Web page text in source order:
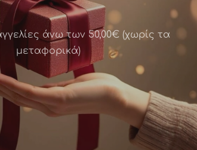
άνω των 50,00€ (χωρίς τα
μεταφορικά)
σε
Ατσάλινα σκουλαρίκια σε
ροζ-χρυσό χρώμα
τετράγωνο με ζιργκόν-